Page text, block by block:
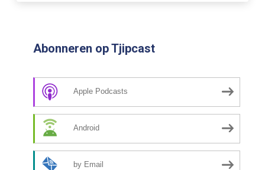
Abonneren op Tjipcast
Apple Podcasts
Android
by Email